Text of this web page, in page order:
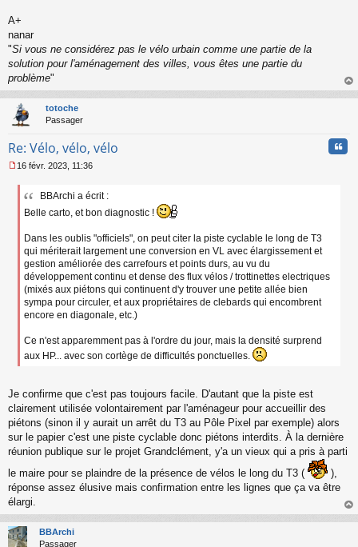
n
o
n
u
A+
nanar
"Si vous ne considérez pas le vélo urbain comme une partie de la
solution pour l'aménagement des villes, vous êtes une partie du
problème"
au
totoche
Passager
Re: Vélo, vélo, vélo
e
16 févr. 2023, 11:36
BBArchi a écrit :
Belle carto, et bon diagnostic !
Dans les oublis "officiels", on peut citer la piste cyclable le long de T3
qui mériterait largement une conversion en VL avec élargissement et
gestion améliorée des carrefours et points durs, au vu du
développement continu et dense des flux vélos / trottinettes electriques
(mixés aux piétons qui continuent d'y trouver une petite allée bien
sympa pour circuler, et aux propriétaires de clebards qui encombrent
encore en diagonale, etc.)
Ce n'est apparemment pas à l'ordre du jour, mais la densité surprend
aux HP... avec son cortège de difficultés ponctuelles.
Je confirme que c'est pas toujours facile. D'autant que la piste est
clairement utilisée volontairement par l'aménageur pour accueillir des
piétons (sinon il y aurait un arrêt du T3 au Pôle Pixel par exemple) alors
sur le papier c'est une piste cyclable donc piétons interdits. À la dernière
réunion publique sur le projet Grandclément, y'a un vieux qui a pris à parti
le maire pour se plaindre de la présence de vélos le long du T3 (
),
réponse assez élusive mais confirmation entre les lignes que ça va être
élargi.
au
BBArchi
Passager